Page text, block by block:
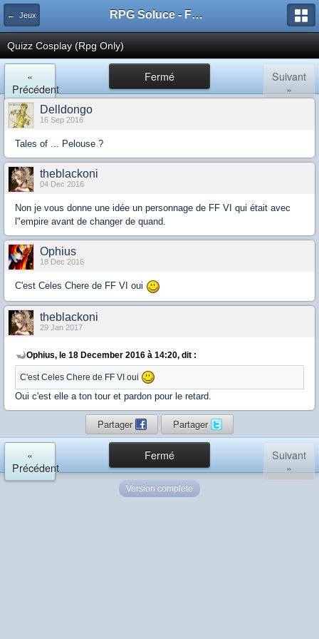
← Jeux RPG Soluce - Forum
Quizz Cosplay (Rpg Only)
Fermé
«
Précédent
Suivant
»
Delldongo
16 Sep 2016
Tales of ... Pelouse ?
theblackoni
04 Dec 2016
Non je vous donne une idée un personnage de FF VI qui était avec
l"empire avant de changer de quand.
Ophius
18 Dec 2016
C'est Celes Chere de FF VI oui
theblackoni
29 Jan 2017
Ophius, le 18 December 2016 à 14:20, dit :
C'est Celes Chere de FF VI oui
Oui c'est elle a ton tour et pardon pour le retard.
Partager Partager
Fermé
«
Précédent
Suivant
»
Version complète